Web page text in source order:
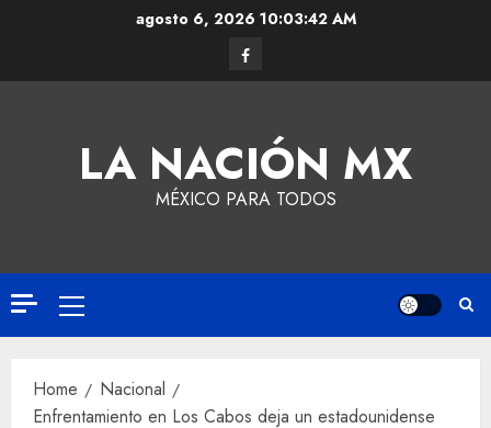
agosto 6, 2026 10:03:43 AM
LA NACIÓN MX
MÉXICO PARA TODOS
Home
Nacional
Enfrentamiento en Los Cabos deja un estadounidense